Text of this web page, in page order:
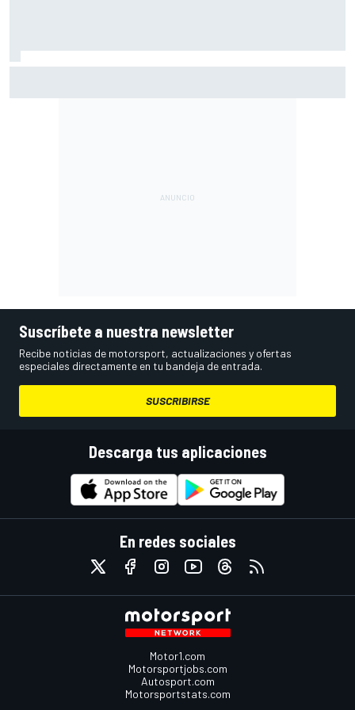
Suscríbete a nuestra newsletter
Recibe noticias de motorsport, actualizaciones y ofertas
especiales directamente en tu bandeja de entrada.
SUSCRIBIRSE
Descarga tus aplicaciones
En redes sociales
Motor1.com
Motorsportjobs.com
Autosport.com
Motorsportstats.com